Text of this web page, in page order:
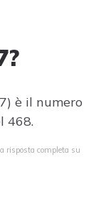
è il numero
468.
risposta completa su